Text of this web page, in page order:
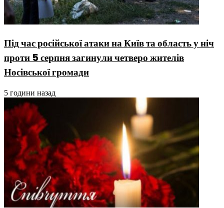
Під час російської атаки на Київ та область у ніч
проти 5 серпня загинули четверо жителів
Носівської громади
5 години назад